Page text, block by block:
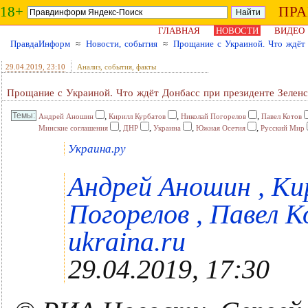
18+
ГЛАВНАЯ НОВОСТИ
ВИДЕО
ПравдаИнформ ≈ Новости, события ≈ Прощание с Украиной. Что ждёт
29.04.2019 , 23:10 Анализ, события, факты
Прощание с Украиной. Что ждёт Донбасс при президенте
Андрей Аношин , Кирилл Курбатов , Николай Погорелов , Павел Котов
Минские соглашения
, ДНР , Украина , Южная Осетия , Русский Мир
Украина.ру
Андрей Аношин ,
Погорелов , Павел
ukraina.ru
29.04.2019, 17:30